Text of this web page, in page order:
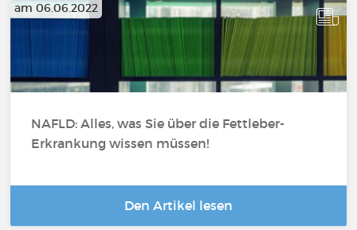
am 06.06.2022
NAFLD: Alles, was Sie über die Fettleber-
Erkrankung wissen müssen!
Den Artikel lesen